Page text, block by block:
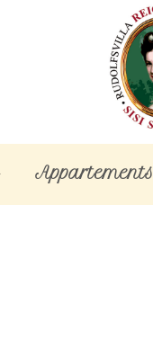
Appartements